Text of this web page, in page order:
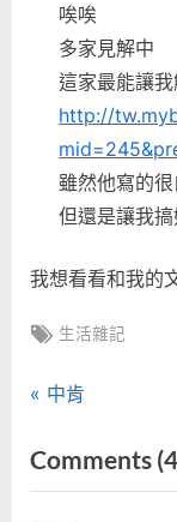
唉唉
多家見解中
這家最能讓
http://
雖然他寫的
但還是讓我
我想看看和我的
Tags:
生活雜記
文
章
導
P
e
v
中肯
Comments